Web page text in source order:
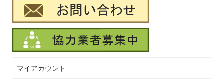
マイアカウント